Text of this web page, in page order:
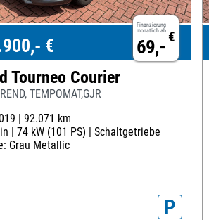
Finanzierung
monatlich ab €
69,-
€
Tourneo Courier
TEMPOMAT,GJR
| 92.071 km
| 74 kW (101 PS) | Schaltgetriebe
Grau Metallic
P